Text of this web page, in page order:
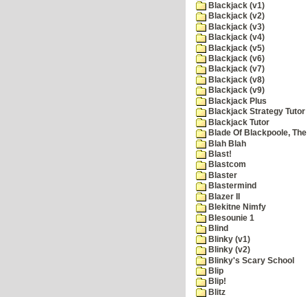
Blackjack (v1)
Blackjack (v2)
Blackjack (v3)
Blackjack (v4)
Blackjack (v5)
Blackjack (v6)
Blackjack (v7)
Blackjack (v8)
Blackjack (v9)
Blackjack Plus
Blackjack Strategy Tutor
Blackjack Tutor
Blade Of Blackpoole, The
Blah Blah
Blast!
Blastcom
Blaster
Blastermind
Blazer II
Blekitne Nimfy
Blesounie 1
Blind
Blinky (v1)
Blinky (v2)
Blinky's Scary School
Blip
Blip!
Blitz